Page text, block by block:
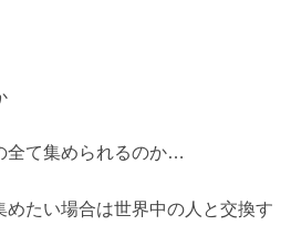
全て集められるのか…
めたい場合は世界中の人と交換す